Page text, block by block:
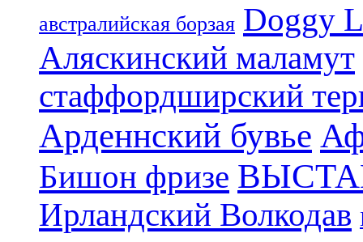
aвстралийская борзая Doggy
Аляскинский маламут
стаффордширский
Арденнский бувье
Бишон фризе
Ирландский Волкодав